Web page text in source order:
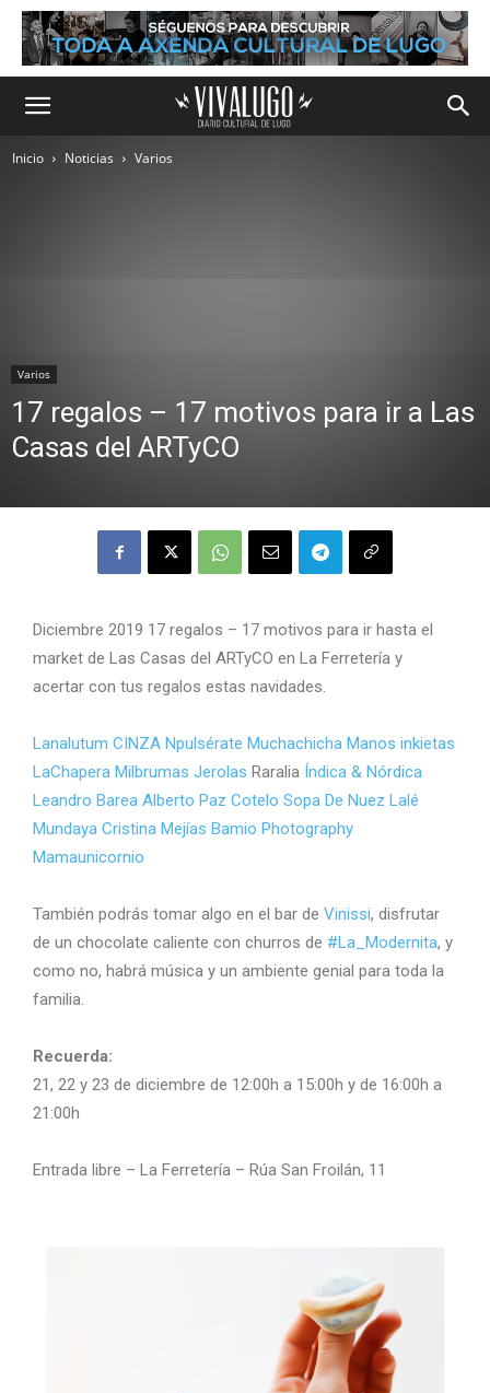
Inicio Noticias Varios
Varios
17 regalos – 17 motivos para ir a Las
Casas del ARTyCO
Diciembre 2019 17 regalos – 17 motivos para ir hasta el
market de Las Casas del ARTyCO en La Ferretería y
acertar con tus regalos estas navidades.
Lanalutum CINZA Npulsérate Muchachicha Manos inkietas
LaChapera Milbrumas Jerolas Raralia Índica & Nórdica
Leandro Barea Alberto Paz Cotelo Sopa De Nuez Lalé
Mundaya Cristina Mejías Bamio Photography
Mamaunicornio
También podrás tomar algo en el bar de Vinissi, disfrutar
de un chocolate caliente con churros de #La_Modernita, y
como no, habrá música y un ambiente genial para toda la
familia.
Recuerda:
21, 22 y 23 de diciembre de 12:00h a 15:00h y de 16:00h a
21:00h
Entrada libre – La Ferretería – Rúa San Froilán, 11